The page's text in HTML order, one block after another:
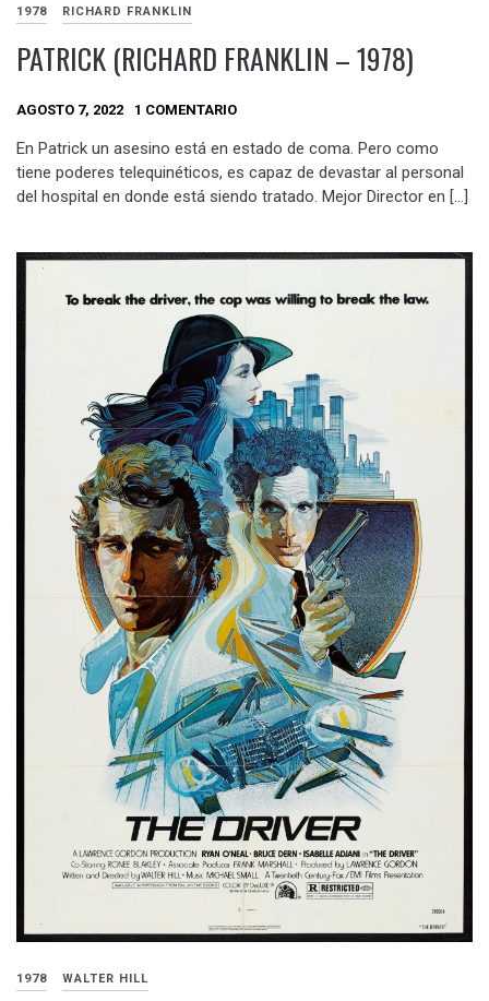
1978 RICHARD FRANKLIN
PATRICK (RICHARD FRANKLIN – 1978)
AGOSTO 7, 2022 1 COMENTARIO
En Patrick un asesino está en estado de coma. Pero como
tiene poderes telequinéticos, es capaz de devastar al personal
del hospital en donde está siendo tratado. Mejor Director en […]
1978 WALTER HILL